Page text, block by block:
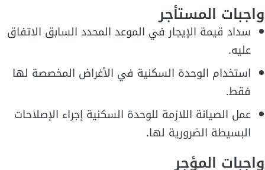
واجبات المستأجر
سداد قيمة الإيجار في الموعد المحدد السابق الاتفاق
عليه.
استخدام الوحدة السكنية في الأغراض المخصصة لها
فقط.
عمل الصيانة اللازمة للوحدة السكنية إجراء الإصلاحات
البسيطة الضرورية لها.
واجبات المؤجر